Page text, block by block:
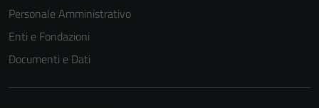
Personale Amministrativo
Enti e Fondazioni
Documenti e Dati